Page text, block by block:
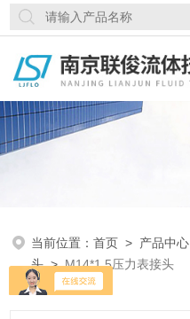
当前位置：首页 > 产品中心
头>M14*1.5压力表接头